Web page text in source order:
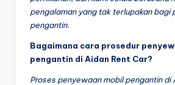
pengalaman yang tak terlupakan bagi
pengantin.
Bagaimana cara prosedur
pengantin di Aidan Rent Car?
Proses penyewaan mobil pengantin di